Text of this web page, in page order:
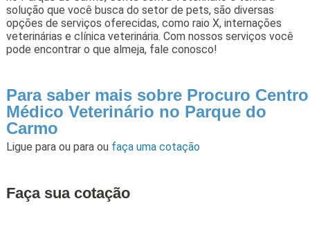
solução que você busca do setor de pets, são diversas
opções de serviços oferecidas, como raio X, internações
veterinárias e clínica veterinária. Com nossos serviços você
pode encontrar o que almeja, fale conosco!
Para saber mais sobre Procuro Centro
Médico Veterinário no Parque do
Carmo
Ligue para ou para ou faça uma cotação
Faça sua cotação